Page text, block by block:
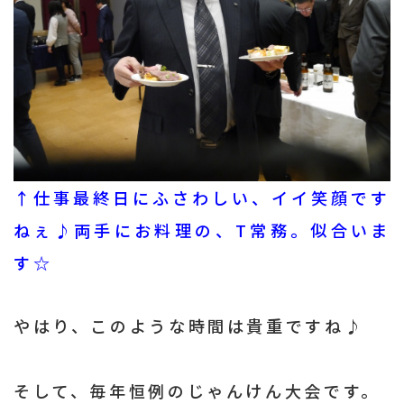
↑仕事最終日にふさわしい、イイ笑顔です
ねぇ♪両手にお料理の、T常務。似合いま
す☆
やはり、このような時間は貴重ですね♪
そして、毎年恒例のじゃんけん大会です。